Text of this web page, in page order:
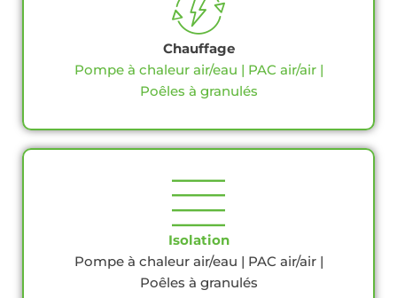
Chauffage
Pompe à chaleur air/eau | PAC air/air |
Poêles à granulés
Isolation
Pompe à chaleur air/eau | PAC air/air |
Poêles à granulés